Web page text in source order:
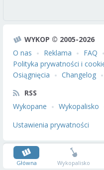
WYKOP © 2005-2026
O nas
Reklama FAQ
Polityka prywatności i
Osiągnięcia
Changelog
RSS
Wykopane
Wykopalisko
Ustawienia prywatności
Główna Wykopalisko